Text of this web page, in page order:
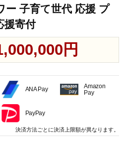
ー 子育て世代 応援 プ
援寄付
円
ANA Pay
Amazon
Pay
PayPay
決済方法ごとに決済上限額が異なります。